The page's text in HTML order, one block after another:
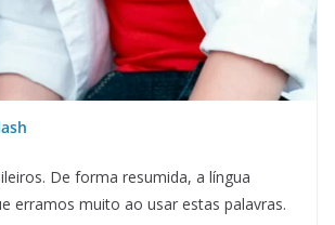
De forma resumida, a língua
erramos muito ao usar estas palavras.